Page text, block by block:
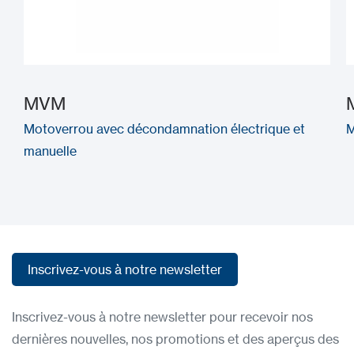
MVM
Motoverrou avec décondamnation électrique et
manuelle
Inscrivez-vous à notre newsletter
Inscrivez-vous à notre newsletter pour recevoir nos
dernières nouvelles, nos promotions et des aperçus des